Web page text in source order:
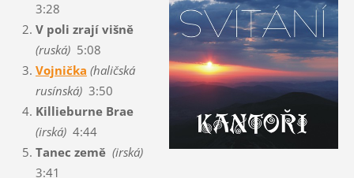
3:28
V poli zrají višně
(ruská)5:08
Vojnička (haličská
rusínská)3:50
Killieburne Brae
(irská)4:44
Tanec země (irská)
3:41